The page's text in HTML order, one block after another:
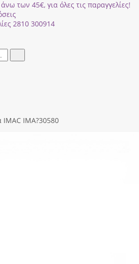
των 45€, για όλες τις παραγγελίες!
2810 300914
IMAC IMA?30580